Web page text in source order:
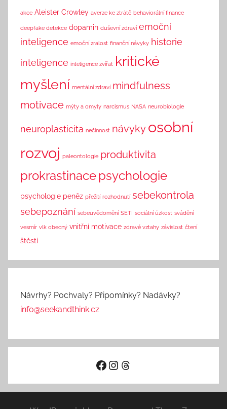
akce Aleister Crowley averze ke ztrátě behaviorální finance
deepfake detekce dopamin duševní zdraví emoční
inteligence emoční zralost finanční návyky historie
inteligence inteligence zvířat kritické
myšlení mentální zdraví mindfulness
motivace mýty a omyly narcismus NASA neurobiologie
neuroplasticita nečinnost návyky osobní
rozvoj paleontologie produktivita
prokrastinacepsychologie
psychologie peněz přežití rozhodnutí sebekontrola
sebepoznání sebeuvědomění SETI sociální úzkost svádění
vesmír vlk obecný vnitřní motivace zdravé vztahy závislost čtení
štěstí
Návrhy? Pochvaly? Připomínky? Nadávky?
info@seekandthink.cz
Facebook
Instagram
Threads